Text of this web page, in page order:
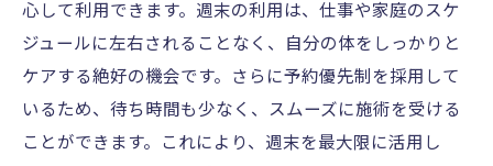
心して利用できます。週末の利用は、仕事や家庭のスケ
ジュールに左右されることなく、自分の体をしっかりと
ケアする絶好の機会です。さらに予約優先制を採用して
いるため、待ち時間も少なく、スムーズに施術を受ける
ことができます。これにより、週末を最大限に活用し